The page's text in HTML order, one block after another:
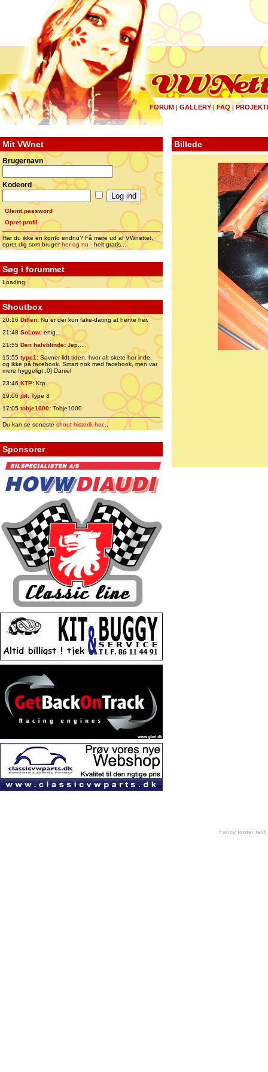
FORUM | GALLERY|FAQ |
Mit VWnet
Brugernavn
Kodeord
Glemt password
Opret profil
Har du ikke en konto endnu? Få mere ud af VWnettet,
opret dig som brugerher og nu - helt gratis...
Søg i forummet
Loading
Shoutbox
20:16 Dillen: Nu er der kun fake-dating at hente her.
21:48 SoLow:enig..
21:55 Den halvblinde:Jep.....
15:55 type1:Savner lidt tiden, hvor alt skete her inde,
og ikke på facebook. Smart nok med facebook, men var
mere hyggeligt ;0) Daniel
23:46 KTP:Ktp
19:06jbl:Type 3
17:05tobje1000: Tobje1000
Du kan se senesteshout historik her...
Sponsorer
Billede
Fancy footer